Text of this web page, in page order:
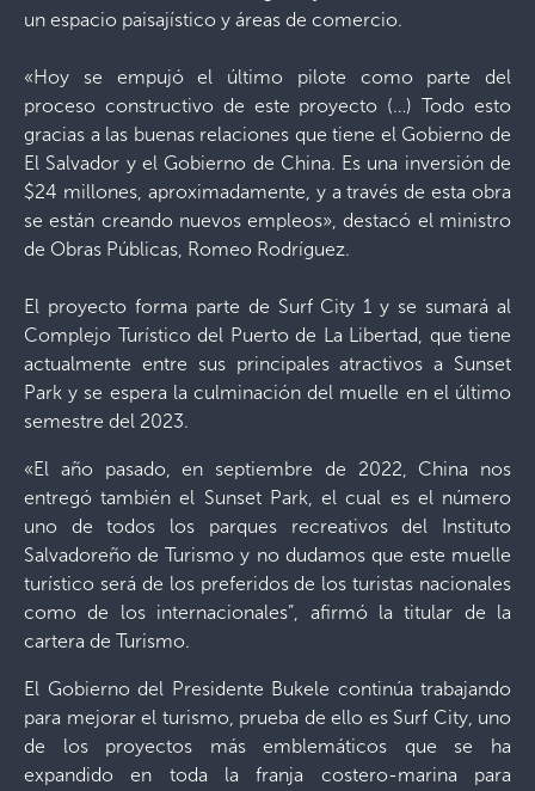
un espacio paisajístico y áreas de comercio.
«Hoy se empujó el último pilote como parte del
proceso constructivo de este proyecto (…) Todo esto
gracias a las buenas relaciones que tiene el Gobierno de
El Salvador y el Gobierno de China. Es una inversión de
$24 millones, aproximadamente, y a través de esta obra
se están creando nuevos empleos», destacó el ministro
de Obras Públicas, Romeo Rodríguez.
El proyecto forma parte de Surf City 1 y se sumará al
Complejo Turístico del Puerto de La Libertad, que tiene
actualmente entre sus principales atractivos a Sunset
Park y se espera la culminación del muelle en el último
semestre del 2023.
«El año pasado, en septiembre de 2022, China nos
entregó también el Sunset Park, el cual es el número
uno de todos los parques recreativos del Instituto
Salvadoreño de Turismo y no dudamos que este muelle
turístico será de los preferidos de los turistas nacionales
como de los internacionales”, afirmó la titular de la
cartera de Turismo.
El Gobierno del Presidente Bukele continúa trabajando
para mejorar el turismo, prueba de ello es Surf City, uno
de los proyectos más emblemáticos que se ha
expandido en toda la franja costero-marina para